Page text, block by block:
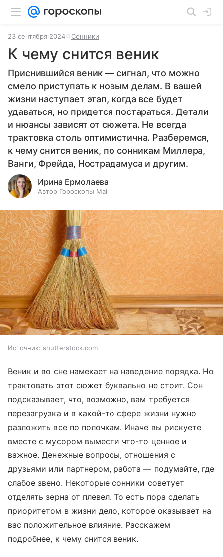
23 сентября 2024 Сонники
К чему снится веник
Приснившийся веник — сигнал, что можно
смело приступать к новым делам. В вашей
жизни наступает этап, когда все будет
удаваться, но придется постараться. Детали
и нюансы зависят от сюжета. Не всегда
трактовка столь оптимистична. Разберемся,
к чему снится веник, по сонникам Миллера,
Ванги, Фрейда, Нострадамуса и другим.
Ирина Ермолаева
Автор Гороскопы Mail
Источник: shutterstock.com
Веник и во сне намекает на наведение порядка. Но
трактовать этот сюжет буквально не стоит. Сон
подсказывает, что, возможно, вам требуется
перезагрузка и в какой-то сфере жизни нужно
разложить все по полочкам. Иначе вы рискуете
вместе с мусором вымести что-то ценное и
важное. Денежные вопросы, отношения с
друзьями или партнером, работа — подумайте, где
слабое звено. Некоторые сонники советует
отделять зерна от плевел. То есть пора сделать
приоритетом в жизни дело, которое оказывает на
вас положительное влияние. Расскажем
подробнее, к чему снится веник.